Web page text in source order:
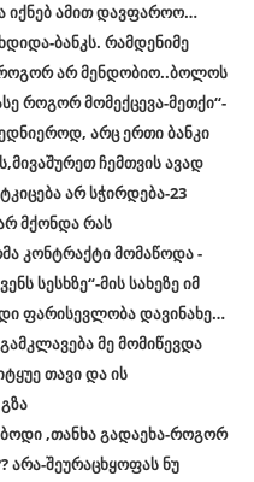
იქნებ ამით დავფაროო…
ბანკს. რამდენიმე
არ მენდობიო..ბოლოს
როგორ მომექცევა-მეთქი“-
არც ერთი ბანკი
ჩემთვის ავად
არ სჭირდება-23
მქონდა რას
კონტრაქტი მომაწოდა -
სესხზე“-მის სახეზე იმ
ფარისევლობა დავინახე…
მე მომიწევდა
თავი და ის
,თანხა გადაეხა-როგორ
არა-შეურაცხყოფას ნუ